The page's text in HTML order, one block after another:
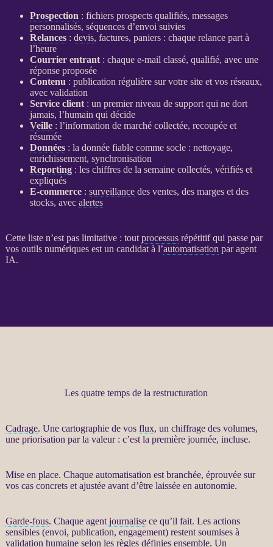
Prospection : fichiers prospectsqualifiés, messages
personnalisés, séquences d’envoi suivies
Relances: devis, factures, paniers : chaque relancepart à
l’heure
Courrier entrant: chaque e-mail classé, qualifié, avec une
réponse proposée
Contenu : publication régulière sur votre site et vos réseaux,
avec validation
Service client: un premier niveau de support qui ne dort
jamais, l’humain qui décide
Veille: l’information de marché collectée, recoupée et
résumée
Données: la donnéefiable comme socle : nettoyage,
enrichissement, synchronisation
Reporting: les chiffres de la semaine collectés, vérifiés et
expliqués
E-commerce: surveillancedes ventes, des marges et des
stocks, avec alertes
Cette liste n’est pas limitative : tout processusrépétitif qui passe par
vos outils numériques est un candidat à l’automatisation paragent
IA.
Les quatre temps de la restructuration
Cadrage. Une cartographie de vos flux, un chiffrage des volumes,
une priorisation par la valeur : c’est la première journée, incluse.
Mise en place. Chaque automatisation est branchée, éprouvée sur
vos cas concrets et ajustée avant d’être laissée en autonomie.
Garde-fous. Chaque agent journalisece qu’il fait. Les actions
sensibles (envoi, publication, engagement) restent soumises à
validation humaine selon les règles définies ensemble. Un